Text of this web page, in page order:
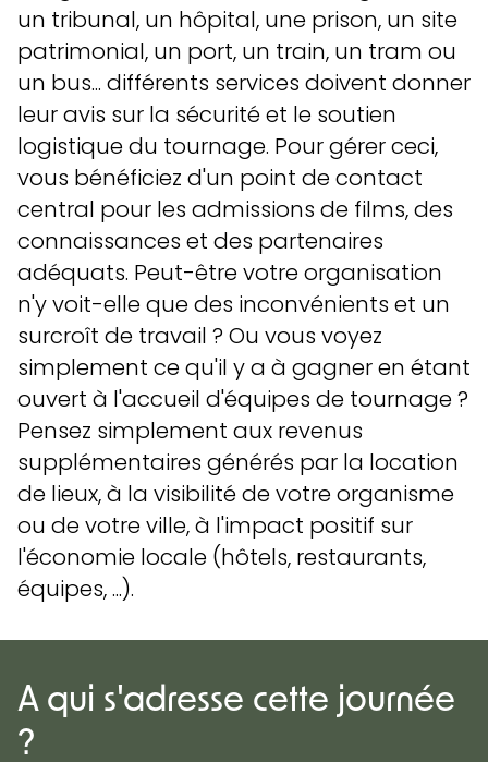
un tribunal, un hôpital, une prison, un site
patrimonial, un port, un train, un tram ou
un bus... différents services doivent donner
leur avis sur la sécurité et le soutien
logistique du tournage. Pour gérer ceci,
vous bénéficiez d'un point de contact
central pour les admissions de films, des
connaissances et des partenaires
adéquats. Peut-être votre organisation
n'y voit-elle que des inconvénients et un
surcroît de travail ? Ou vous voyez
simplement ce qu'il y a à gagner en étant
ouvert à l'accueil d'équipes de tournage ?
Pensez simplement aux revenus
supplémentaires générés par la location
de lieux, à la visibilité de votre organisme
ou de votre ville, à l'impact positif sur
l'économie locale (hôtels, restaurants,
équipes, ...).
A qui s'adresse cette journée
?